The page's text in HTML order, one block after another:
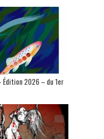
Édition 2026 – du 1er